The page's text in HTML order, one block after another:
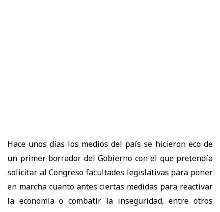
Hace unos días los medios del país se hicieron eco de
un primer borrador del Gobierno con el que pretendía
solicitar al Congreso facultades legislativas para poner
en marcha cuanto antes ciertas medidas para reactivar
la economía o combatir la inseguridad, entre otros